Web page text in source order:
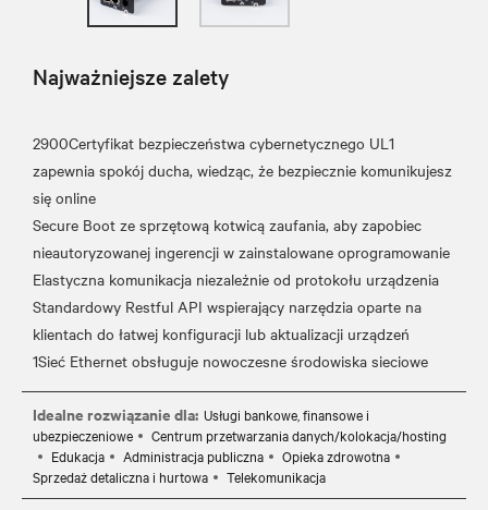
Najważniejsze zalety
2900Certyfikat bezpieczeństwa cybernetycznego UL1
zapewnia spokój ducha, wiedząc, że bezpiecznie komunikujesz
się online
Secure Boot ze sprzętową kotwicą zaufania, aby zapobiec
nieautoryzowanej ingerencji w zainstalowane oprogramowanie
Elastyczna komunikacja niezależnie od protokołu urządzenia
Standardowy Restful API wspierający narzędzia oparte na
klientach do łatwej konfiguracji lub aktualizacji urządzeń
Idealne rozwiązanie dla: Usługi bankowe, finansowe i
ubezpieczeniowe
Centrum przetwarzania danych/kolokacja/hosting
Edukacja
Administracja publiczna
Opieka zdrowotna
Sprzedaż detaliczna i hurtowa
Telekomunikacja